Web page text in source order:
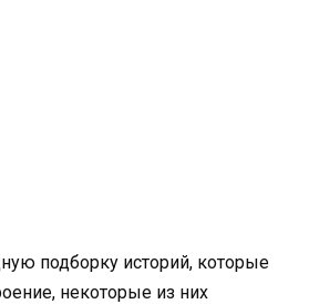
подборку историй, которые
некоторые из них